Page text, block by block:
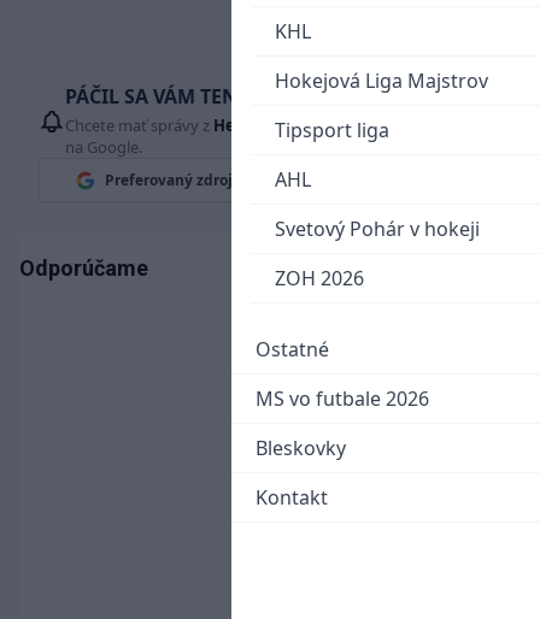
KHL
Hokejová Liga Majstrov
Tipsport liga
AHL
Svetový Pohár v hokeji
ZOH 2026
Ostatné
MS vo futbale 2026
Bleskovky
Kontakt
PÁČIL SA VÁM TENTO ČLÁNOK?
Chcete mať správy z Hetrik.skvždy ako prví? Pridajte si nás
na Google.
Preferovaný zdroj
Odporúčame